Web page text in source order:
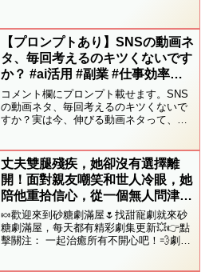
達成した方法〜✅［2］メルカリ在...
【プロンプトあり】SNSの動画ネ
タ、毎回考えるのキツくないです
か？ #ai活用 #副業 #仕事効率化
#chatgpt
コメント欄にプロンプト載せます。SNS
の動画ネタ、毎回考えるのキツくないで
すか？実は今、伸びる動画ネタって、AI
損”みたいなテーマを入れるだけで、動画
ネタを大量に出...
丈夫雙腿殘疾，她卻沒有選擇離
開！面對親友嘲笑和世人冷眼，她
陪他重拾信心，從一個無人問津的
小攤販，一步步逆襲成商業傳奇！
#短劇全集 #甜寵 #熱門短劇
🍬歡迎來到砂糖劇滿屋🌷找甜寵劇就來砂
糖劇滿屋，每天都有精彩劇集更新💥👉點
擊關注： 一起治癒所有不開心吧！💨劇